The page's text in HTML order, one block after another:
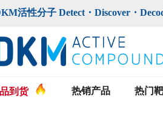
活性分子 Detect・Discover・
到货 热销产品 热门